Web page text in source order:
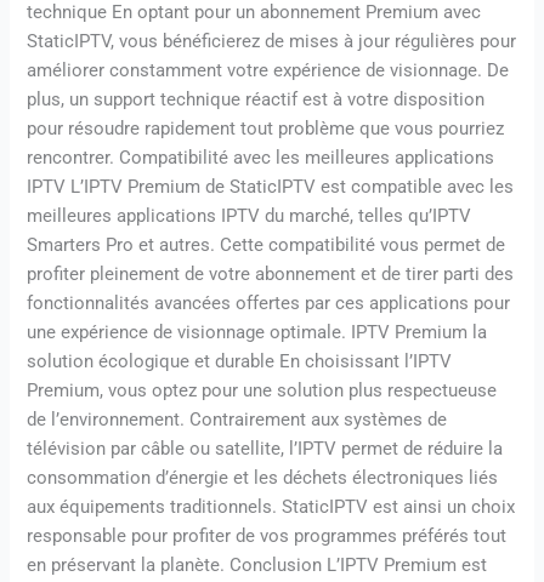
technique En optant pour un abonnement Premium avec
StaticIPTV, vous bénéficierez de mises à jour régulières pour
améliorer constamment votre expérience de visionnage. De
plus, un support technique réactif est à votre disposition
pour résoudre rapidement tout problème que vous pourriez
rencontrer. Compatibilité avec les meilleures applications
IPTV L’IPTV Premium de StaticIPTV est compatible avec les
meilleures applications IPTV du marché, telles qu’IPTV
Smarters Pro et autres. Cette compatibilité vous permet de
profiter pleinement de votre abonnement et de tirer parti des
fonctionnalités avancées offertes par ces applications pour
une expérience de visionnage optimale. IPTV Premium la
solution écologique et durable En choisissant l’IPTV
Premium, vous optez pour une solution plus respectueuse
de l’environnement. Contrairement aux systèmes de
télévision par câble ou satellite, l’IPTV permet de réduire la
consommation d’énergie et les déchets électroniques liés
aux équipements traditionnels. StaticIPTV est ainsi un choix
responsable pour profiter de vos programmes préférés tout
en préservant la planète. Conclusion L’IPTV Premium est